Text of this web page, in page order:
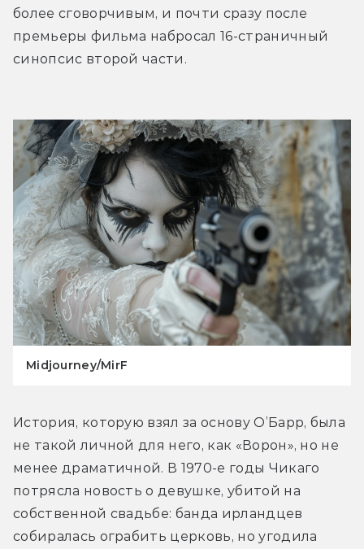
более сговорчивым, и почти сразу после
премьеры фильма набросал 16-страничный
синопсис второй части.
Midjourney/MirF
История, которую взял за основу О’Барр, была
не такой личной для него, как «Ворон», но не
менее драматичной. В 1970-е годы Чикаго
потрясла новость о девушке, убитой на
собственной свадьбе: банда ирландцев
собиралась ограбить церковь, но угодила